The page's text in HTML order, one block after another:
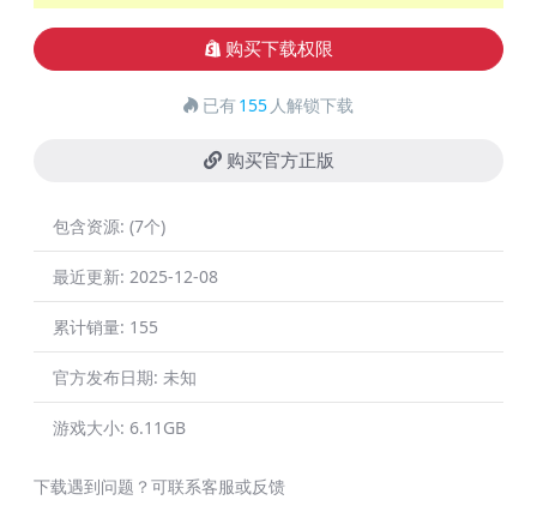
购买下载权限
已有155 人解锁下载
购买官方正版
包含资源: (7个)
最近更新: 2025-12-08
累计销量: 155
官方发布日期: 未知
游戏大小: 6.11GB
下载遇到问题？可联系客服或反馈